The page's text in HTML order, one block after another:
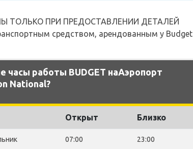
ТОЛЬКО ПРИ ПРЕДОСТАВЛЕНИИ ДЕТАЛЕЙ
средством, арендованным у Budget
часы работы BUDGET наАэропорт
National?
Открыт Близко
07:00 23:00